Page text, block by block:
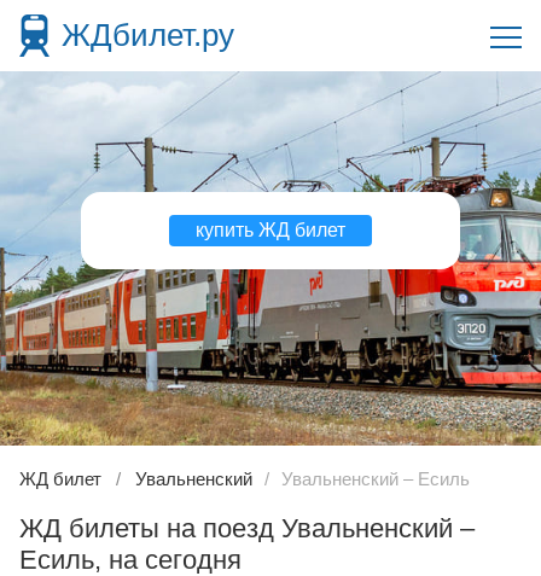
ЖДбилет.ру
купить ЖД билет
ЖД билет Увальненский Увальненский – Есиль
ЖД билеты на поезд Увальненский –
Есиль, на сегодня